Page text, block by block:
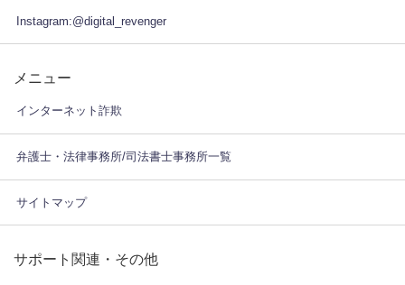
Instagram:@digital_revenger
メニュー
インターネット詐欺
弁護士・法律事務所/司法書士事務所一覧
サイトマップ
サポート関連・その他